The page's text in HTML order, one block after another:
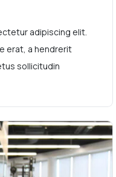
adipiscing elit.
erat, a hendrerit
sollicitudin